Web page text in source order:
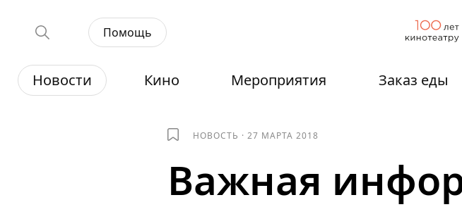
Помощь
Новости Кино Мероприятия Заказ еды
НОВОСТЬ ·27 МАРТА 2018
Важная